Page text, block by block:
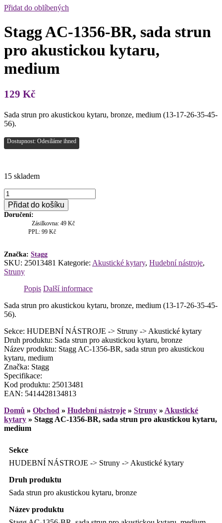
Přidat do oblíbených
Stagg AC-1356-BR, sada strun
pro akustickou kytaru,
medium
129 Kč
Sada strun pro akustickou kytaru, bronze, medium (13-17-26-35-45-
56).
Dostupnost: Odesíláme ihned
15 skladem
Stagg
AC-
1356-
BR,
akustickou
kytaru,
medium
Přidat do košíku
Doručení:
Zásilkovna: 49 Kč
PPL: 99 Kč
Značka: Stagg
SKU: 25013481 Kategorie: Akustické kytary, Hudební nástroje,
Struny
Popis Další informace
Sada strun pro akustickou kytaru, bronze, medium (13-17-26-35-45-
56).
Sekce: HUDEBNÍ NÁSTROJE -> Struny -> Akustické kytary
Druh produktu: Sada strun pro akustickou kytaru, bronze
Název produktu: Stagg AC-1356-BR, sada strun pro akustickou
kytaru, medium
Značka: Stagg
Specifikace:
Kod produktu: 25013481
EAN: 5414428134813
Domů » Obchod » Hudební nástroje » Struny » Akustické
kytary » Stagg AC-1356-BR, sada strun pro akustickou kytaru,
medium
Sekce
HUDEBNÍ NÁSTROJE -> Struny -> Akustické kytary
Druh produktu
Sada strun pro akustickou kytaru, bronze
Název produktu